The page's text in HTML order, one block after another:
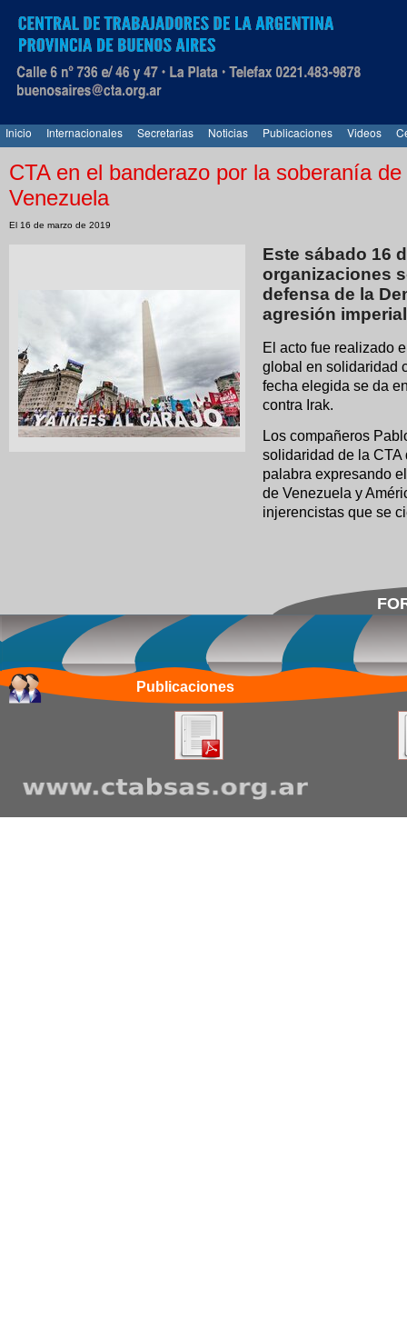
Inicio Internacionales Secretarias Noticias Publicaciones Videos
CTA en el banderazo por la soberanía
Venezuela
El 16 de marzo de 2019
Este sábado 16
organizaciones
defensa de la
agresión
El acto fue realizado
global en solidaridad
fecha elegida se da
contra Irak.
Los compañeros
solidaridad de la
palabra expresando
de Venezuela y
injerencistas que se
Publicaciones